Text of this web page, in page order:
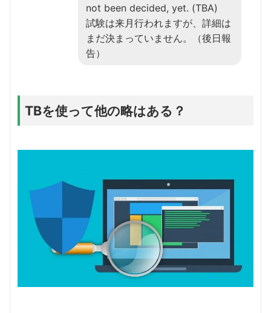
not been decided, yet. (TBA)
試験は来月行われますが、詳細は
まだ決まっていません。（後日報
告）
TBを使って他の略はある？